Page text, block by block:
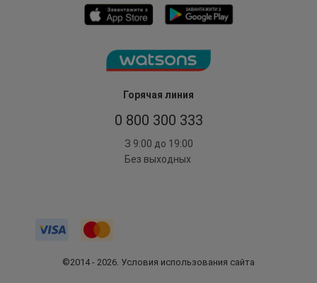
Горячая линия
0 800 300 333
З 9:00 до 19:00
Без выходных
©2014 - 2026. Условия использования сайта